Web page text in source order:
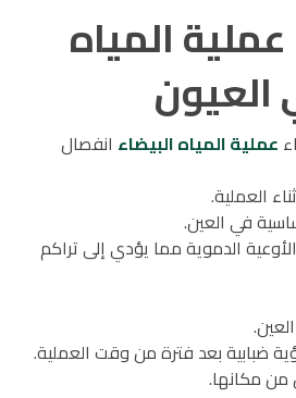
المياه
العيون
عملية المياه البيضاء انفصال
العملية.
في العين.
الدموية مما يؤدي إلى تراكم
ضبابية بعد فترة من وقت العملية.
من مكانها.